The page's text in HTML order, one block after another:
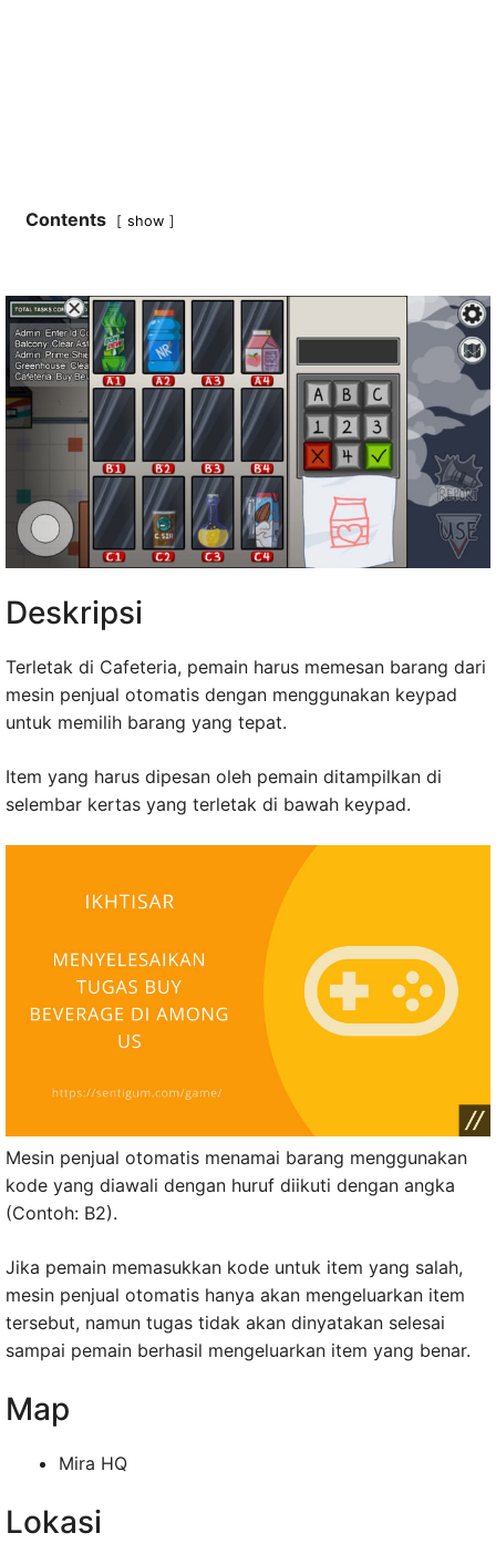
Contents show
Deskripsi
Terletak di Cafeteria, pemain harus memesan barang dari
mesin penjual otomatis dengan menggunakan keypad
untuk memilih barang yang tepat.
Item yang harus dipesan oleh pemain ditampilkan di
selembar kertas yang terletak di bawah keypad.
Mesin penjual otomatis menamai barang menggunakan
kode yang diawali dengan huruf diikuti dengan angka
(Contoh: B2).
Jika pemain memasukkan kode untuk item yang salah,
mesin penjual otomatis hanya akan mengeluarkan item
tersebut, namun tugas tidak akan dinyatakan selesai
sampai pemain berhasil mengeluarkan item yang benar.
Map
Mira HQ
Lokasi